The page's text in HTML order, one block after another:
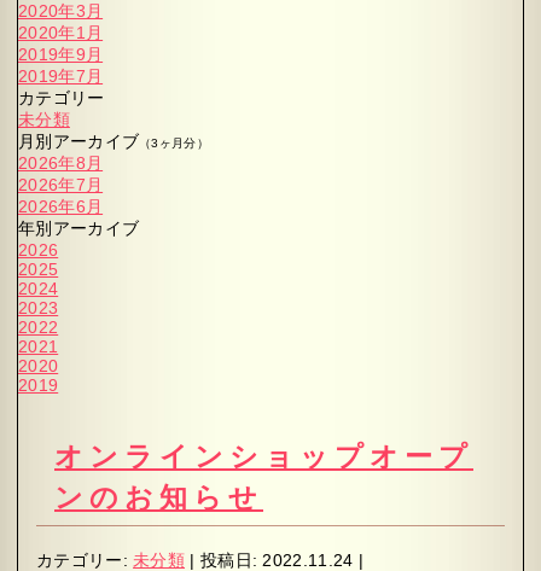
2020年3月
2020年1月
2019年9月
2019年7月
カテゴリー
未分類
月別アーカイブ （3ヶ月分）
2026年8月
2026年7月
2026年6月
年別アーカイブ
2026
2025
2024
2023
2022
2021
2020
2019
オンラインショップオープ
ンのお知らせ
カテゴリー:未分類 | 投稿日: 2022.11.24 |